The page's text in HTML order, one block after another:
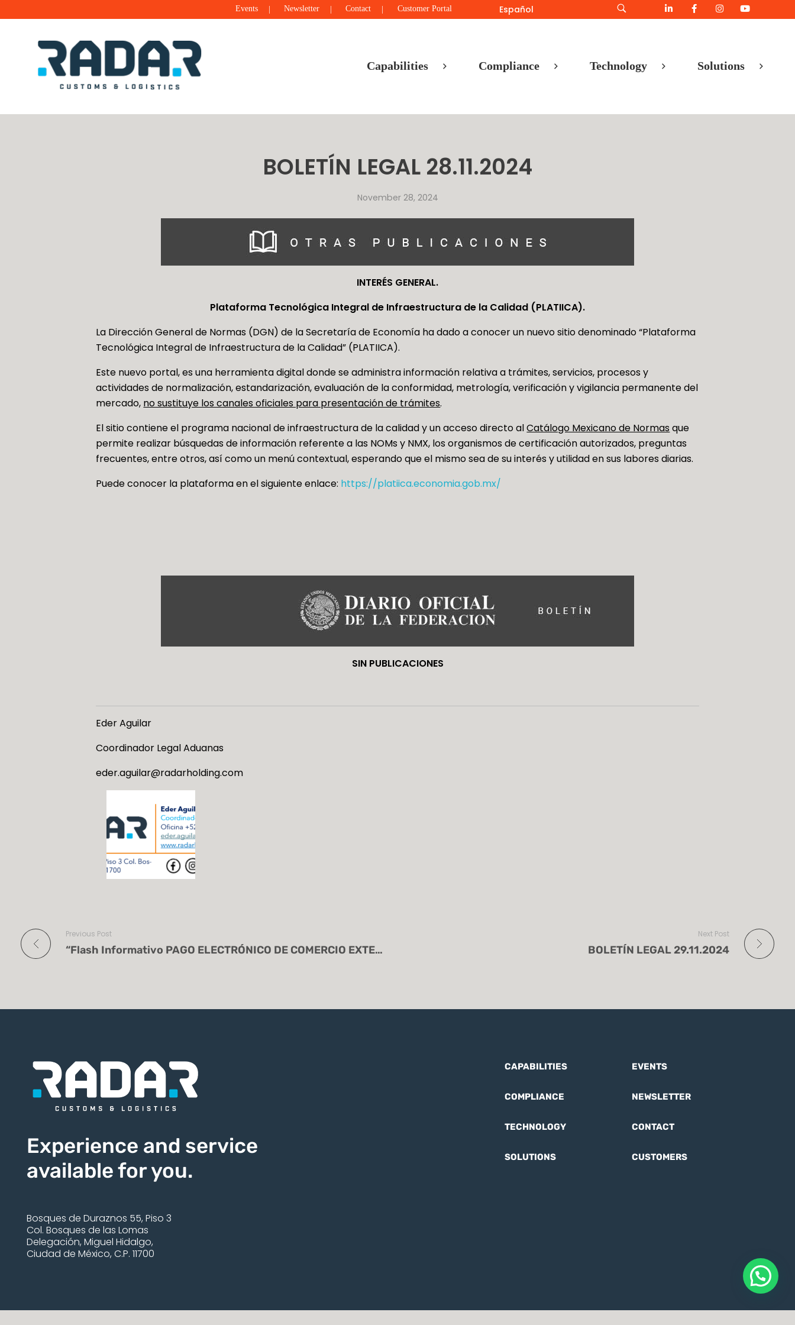
Events Newsletter Contact Customer Portal Español
Capabilities Compliance Technology Solutions
BOLETÍN LEGAL 28.11.2024
November 28, 2024
INTERÉS GENERAL.
Plataforma Tecnológica Integral de Infraestructura de la Calidad (PLATIICA).
La Dirección General de Normas (DGN) de la Secretaría de Economía ha dado a conocer un nuevo sitio denominado “Plataforma
Tecnológica Integral de Infraestructura de la Calidad” (PLATIICA).
Este nuevo portal, es una herramienta digital donde se administra información relativa a trámites, servicios, procesos y
actividades de normalización, estandarización, evaluación de la conformidad, metrología, verificación y vigilancia permanente del
mercado, no sustituye los canales oficiales para presentación de trámites.
El sitio contiene el programa nacional de infraestructura de la calidad y un acceso directo alCatálogo Mexicano de Normas que
permite realizar búsquedas de información referente a las NOMs y NMX, los organismos de certificación autorizados, preguntas
frecuentes, entre otros, así como un menú contextual, esperando que el mismo sea de su interés y utilidad en sus labores diarias.
Puede conocer la plataforma en el siguiente enlace: https://platiica.economia.gob.mx/
SIN PUBLICACIONES
Eder Aguilar
Coordinador Legal Aduanas
eder.aguilar@radarholding.com
Previous Post
“Flash Informativo PAGO ELECTRÓNICO DE COMERCIO EXTERIOR TODAS LAS ADUANAS 27.11.2024.”]]
Next Post
BOLETÍN LEGAL 29.11.2024
Experience and service
available for you.
Bosques de Duraznos 55, Piso 3
Col. Bosques de las Lomas
Delegación, Miguel Hidalgo,
Ciudad de México, C.P. 11700
CAPABILITIES
COMPLIANCE
TECHNOLOGY
SOLUTIONS
EVENTS
NEWSLETTER
CONTACT
CUSTOMERS